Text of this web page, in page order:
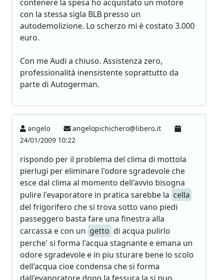
contenere la spesa ho acquistato un motore
con la stessa sigla BLB presso un
autodemolizione. Lo scherzo mi è costato 3.000
euro.
Con me Audi a chiuso. Assistenza zero,
professionalità inensistente soprattutto da
parte di Autogerman.
angelo
angelopichichero@libero.it
24/01/2009 10:22
rispondo per il problema del clima di mottola
pierlugi per eliminare l'odore sgradevole che
esce dal clima al momento dell'avvio bisogna
pulire l'evaporatore in pratica sarebbe la cella
del frigorifero che si trova sotto vano piedi
passeggero basta fare una finestra alla
carcassa e con un getto di acqua pulirlo
perche' si forma l'acqua stagnante e emana un
odore sgradevole e in piu sturare bene lo scolo
dell'acqua cioe condensa che si forma